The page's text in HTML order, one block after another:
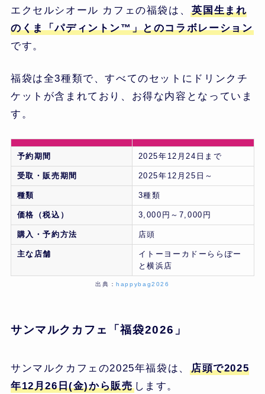
エクセルシオール カフェの福袋は、英国生まれ
のくま「パディントン™」とのコラボレーション
です。
福袋は全3種類で、すべてのセットにドリンクチ
ケットが含まれており、お得な内容となっていま
す。
予約期間 2025年12月24日まで
受取・販売期間 2025年12月25日～
種類 3種類
価格（税込） 3,000円～7,000円
購入・予約方法 店頭
主な店舗
イトーヨーカドーららぽー
と横浜店
出典：happybag2026
サンマルクカフェ「福袋2026」
サンマルクカフェの2025年福袋は、
店頭で2025
年12月26日(金)から販売します。